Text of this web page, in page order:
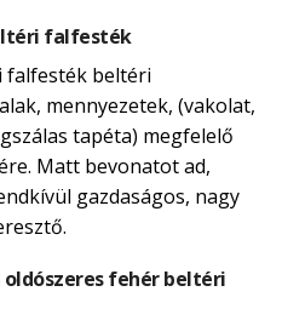
falfesték
falfesték beltéri
mennyezetek, (vakolat,
tapéta) megfelelő
Matt bevonatot ad,
gazdaságos, nagy
fehér beltéri